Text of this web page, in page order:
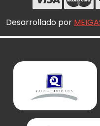
Desarrollado por